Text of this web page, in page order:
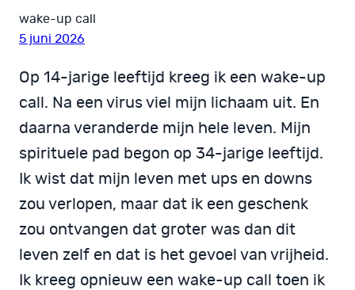
wake-up call
5 juni 2026
Op 14-jarige leeftijd kreeg ik een wake-up
call. Na een virus viel mijn lichaam uit. En
daarna veranderde mijn hele leven. Mijn
spirituele pad begon op 34-jarige leeftijd.
Ik wist dat mijn leven met ups en downs
zou verlopen, maar dat ik een geschenk
zou ontvangen dat groter was dan dit
leven zelf en dat is het gevoel van vrijheid.
Ik kreeg opnieuw een wake-up call toen ik